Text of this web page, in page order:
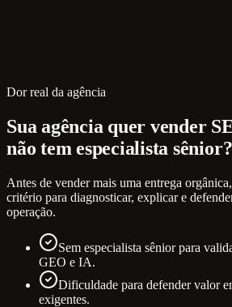
Dor real da agência
Sua agência quer vender
não tem especialista sênior?
Antes de vender mais uma entrega
critério para diagnosticar, explicar e
operação.
Sem especialista sênior para
GEO e IA.
Dificuldade para defender valor
exigentes.